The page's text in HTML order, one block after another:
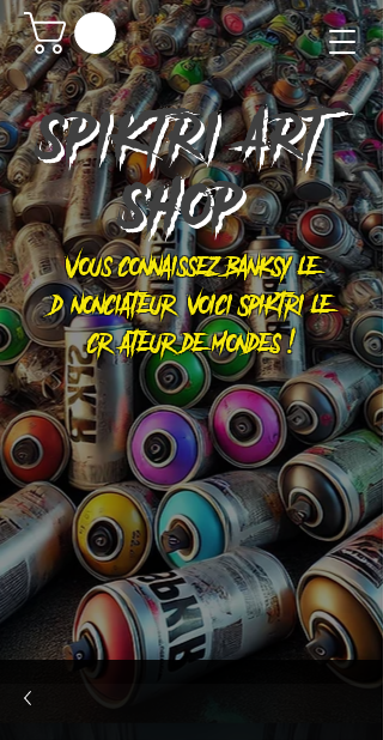
SPIKTRIART
SHOP
Vous connaissez Banksy le
dénonciateur, voici Spiktri le
créateur de mondes !